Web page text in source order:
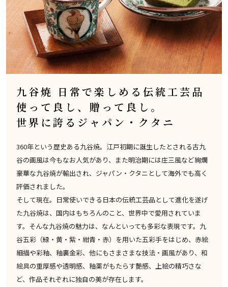
九谷焼 日常で楽しめる伝統工芸品
使って良し、贈って良し。
世界に誇るジャパン・クタニ
360年という歴史ある九谷焼。江戸初期に誕生したとされる古九
谷の画風は今もなお人気があり、また明治期には庄三風など絢爛
豪華な九谷焼が輸出され、ジャパン・クタニとして海外でも高く
評価されました。
そして現在。日常使いできる日本の伝統工芸品として進化を遂げ
た九谷焼は、国内はもちろんのこと、世界中で愛用されていま
す。そんな九谷焼の魅力は、なんといっても多彩な表現です。九
谷五彩（緑・黄・紫・紺青・赤）を用いた五彩手をはじめ、赤絵
細描や彩釉、釉裏金彩、他にもさまさまな技法・画風があり、和
絵具の重厚感や透明感、釉薬がもたらす艶感、上絵の精巧さな
ど、作品それぞれに独自の美が存在します。